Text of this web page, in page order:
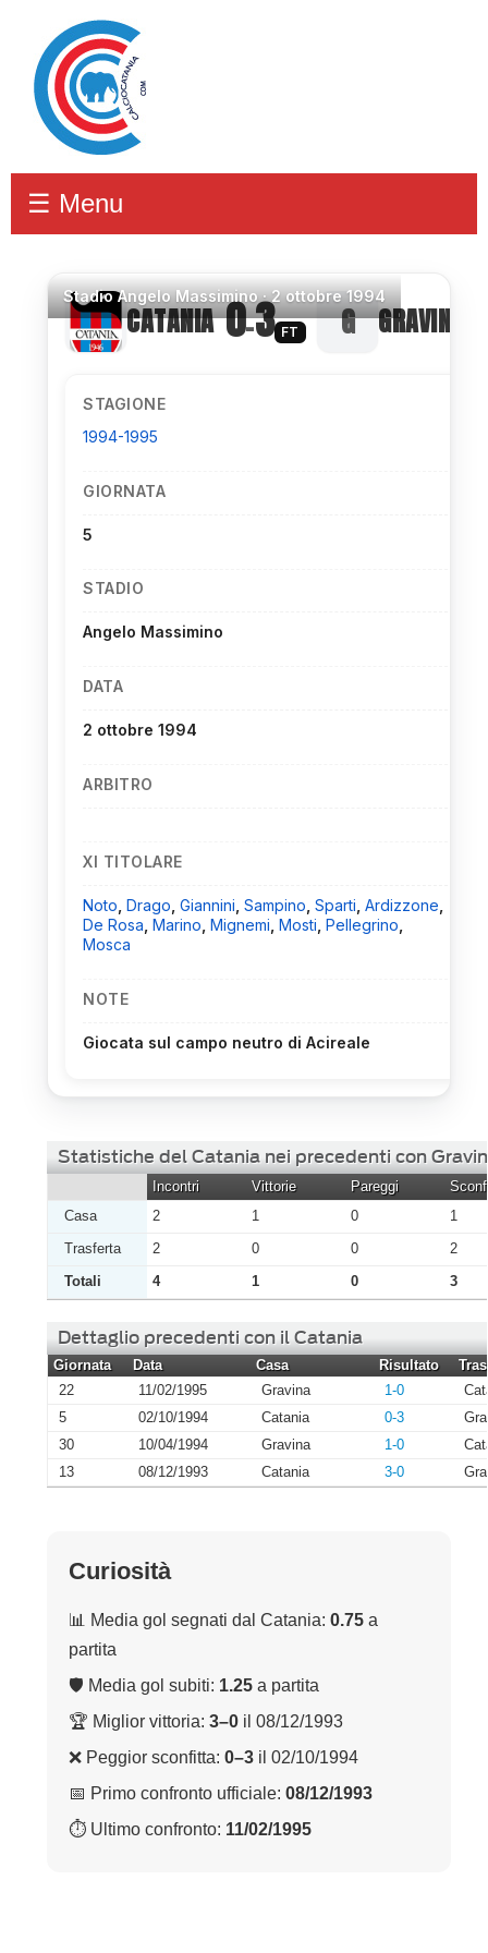
☰ Menu
StadioAngelo Massimino ·2 ottobre 1994
CATANIA 0–3 FT GRAVINA
STAGIONE
1994-1995
GIORNATA
5
STADIO
Angelo Massimino
DATA
2 ottobre 1994
ARBITRO
XI TITOLARE
Noto Drago Giannini Sampino Sparti Ardizzone
De Rosa Marino Mignemi Mosti Pellegrino
Mosca
NOTE
Giocata sul campo neutro di Acireale
Statistiche del Catania nei precedenti con
Incontri Vittorie Pareggi
Casa
2 1 0
1
Trasferta
2 0 0
2
Totali
4 1 0 3
Dettaglio precedenti con il Catania
Giornata Data Casa Risultato
22
11/02/1995 Gravina 1-0
5
02/10/1994 Catania 0-3
30
10/04/1994 Gravina 1-0
13
08/12/1993 Catania 3-0
Curiosità
📊 Media gol segnati dal Catania: 0.75 a
partita
🛡 Media gol subiti: 1.25 a partita
🏆 Miglior vittoria: 3–0 il 08/12/1993
❌ Peggior sconfitta: 0–3 il 02/10/1994
📅 Primo confronto ufficiale: 08/12/1993
⏱ Ultimo confronto: 11/02/1995